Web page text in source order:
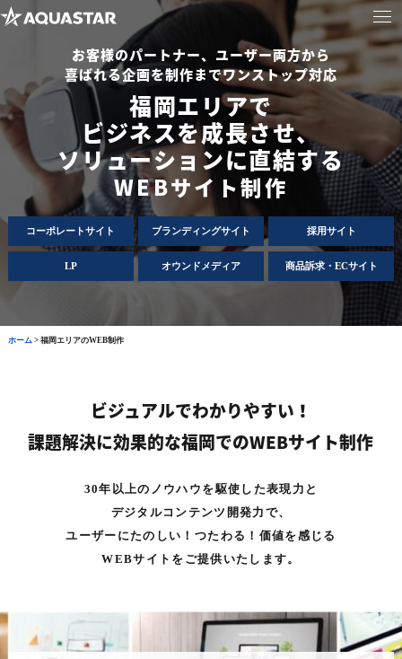
お客様のパートナー、ユーザー両方から
喜ばれる企画を制作までワンストップ対応
福岡エリアで
ビジネスを成長させ、
ソリューションに直結する
WEBサイト制作
コーポレートサイト ブランディングサイト 採用サイト
LP オウンドメディア 商品訴求・ECサイト
ホーム> 福岡エリアのWEB制作
ビジュアルでわかりやすい！
課題解決に効果的な福岡でのWEBサイト制作
30年以上のノウハウを駆使した表現力と
デジタルコンテンツ開発力で、
ユーザーにたのしい！つたわる！価値を感じる
WEBサイトをご提供いたします。